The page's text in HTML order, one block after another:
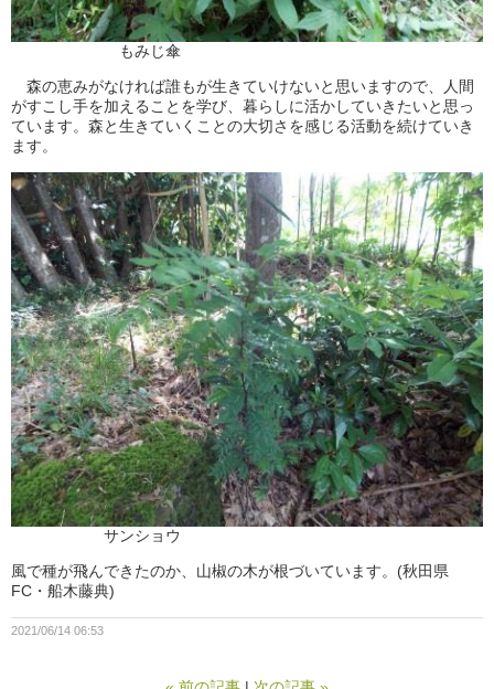
もみじ傘
森の恵みがなければ誰もが生きていけないと思いますので、人間
がすこし手を加えることを学び、暮らしに活かしていきたいと思っ
ています。森と生きていくことの大切さを感じる活動を続けていき
ます。
サンショウ
風で種が飛んできたのか、山椒の木が根づいています。(秋田県
FC・船木藤典)
2021/06/14 06:53